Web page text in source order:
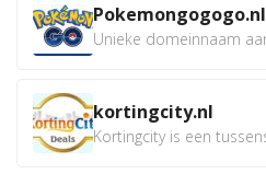
Pokemongogogo.nl
kortingcity.nl